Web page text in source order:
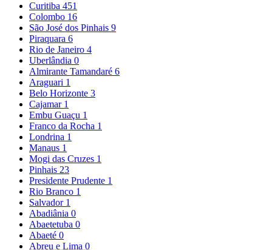
Curitiba 451
Colombo 16
São José dos Pinhais 9
Piraquara 6
Rio de Janeiro 4
Uberlândia 0
Almirante Tamandaré 6
Araguari 1
Belo Horizonte 3
Cajamar 1
Embu Guaçu 1
Franco da Rocha 1
Londrina 1
Manaus 1
Mogi das Cruzes 1
Pinhais 23
Presidente Prudente 1
Rio Branco 1
Salvador 1
Abadiânia 0
Abaetetuba 0
Abaeté 0
Abreu e Lima 0